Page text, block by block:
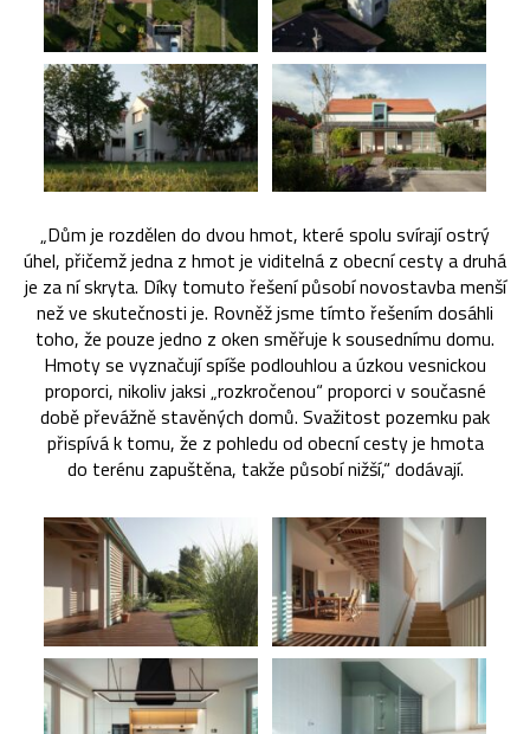
„Dům je rozdělen do dvou hmot, které spolu svírají ostrý
úhel, přičemž jedna z hmot je viditelná z obecní cesty a druhá
je za ní skryta. Díky tomuto řešení působí novostavba menší
než ve skutečnosti je. Rovněž jsme tímto řešením dosáhli
toho, že pouze jedno z oken směřuje k sousednímu domu.
Hmoty se vyznačují spíše podlouhlou a úzkou vesnickou
proporci, nikoliv jaksi „rozkročenou“ proporci v současné
době převážně stavěných domů. Svažitost pozemku pak
přispívá k tomu, že z pohledu od obecní cesty je hmota
do terénu zapuštěna, takže působí nižší,“ dodávají.